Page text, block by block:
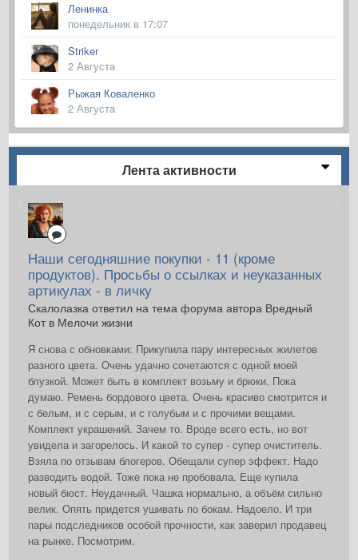
Ленинка
понедельник в 17:07
Striker
2 Августа
Рыжая Коваленко
2 Августа
Лента активности
Наши сегодняшние покупки - 11 (кроме
продуктов). Просьбы о ссылках и неуказанных
артикулах - в личку
Скалолазка ответил на тема форума автора Вредный
Кот в Мелочи жизни
Я снова с обновками: Прикупила пару интересных жилетов
разного цвета. Очень удачно сочетаются с одной моей
блузкой. Может быть в комплект возьму и брюки. Пока
думаю. Ремень бордового цвета. Очень красиво смотрится и
с белым, и с серым, и с голубым и с прочими вещами.
Комплект украшений. Зачем то. Вроде всего есть, но вот
увидела и загорелось. И какой то супер - супер очиститель.
Взяла по отзывам блогеров. Обещали супер эффект. Надо
разводить водой. Тоже пока не пробовала. Еще купила
новый бюст. Неудачный. Чашка нормально, а объём сильно
велик. Опять придется ушивать по бокам. Надоело. И три
пары подследников особой прочности, как заверил продавец
на рынке. Посмотрим.